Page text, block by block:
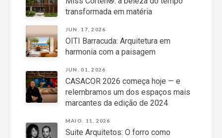
transformada em matéria
JUN. 17, 2026
OITI Barracuda: Arquitetura em
harmonia com a paisagem
JUN. 01, 2026
CASACOR 2026 começa hoje — e
relembramos um dos espaços mais
marcantes da edição de 2024
MAIO. 11, 2026
Suite Arquitetos: O forro como